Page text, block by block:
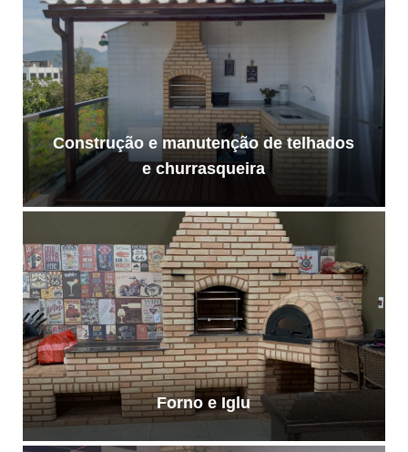
Construção e manutenção de telhados
e churrasqueira
Forno e Iglu